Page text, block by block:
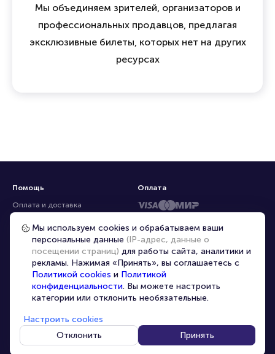
Мы объединяем зрителей, организаторов и
профессиональных продавцов, предлагая
эксклюзивные билеты, которых нет на других
ресурсах
Помощь
Оплата и доставка
Частые вопросы
Перепродажа билетов
Организаторам
Корпоративным клиентам
VIP-билеты
Персональные данные
О компании
8-800-500-42-62
8-499-226-15-14
Оплата
Мы используем cookies и обрабатываем ваши
персональные данные (IP-адрес, данные о
посещении страниц) для работы сайта, аналитики и
рекламы. Нажимая «Принять», вы соглашаетесь с
Политикой cookies и Политикой
конфиденциальности. Вы можете настроить
категории или отклонить необязательные.
Настроить cookies
Отклонить
Принять